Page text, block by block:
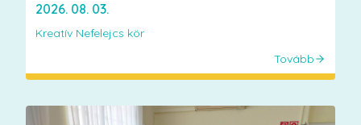
2026. 08. 03.
Kreatív Nefelejcs kör
Tovább